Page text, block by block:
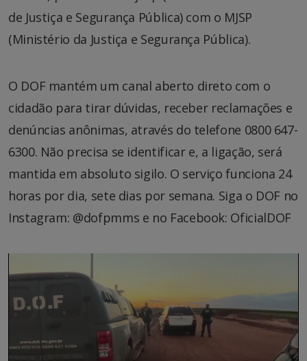
de Justiça e Segurança Pública) com o MJSP
(Ministério da Justiça e Segurança Pública).
O DOF mantém um canal aberto direto com o
cidadão para tirar dúvidas, receber reclamações e
denúncias anônimas, através do telefone 0800 647-
6300. Não precisa se identificar e, a ligação, será
mantida em absoluto sigilo. O serviço funciona 24
horas por dia, sete dias por semana. Siga o DOF no
Instagram: @dofpmms e no Facebook: OficialDOF